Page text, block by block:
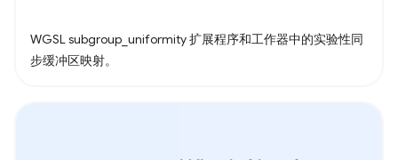
WGSL subgroup_uniformity 扩展程序和工作器中的实验性同
步缓冲区映射。